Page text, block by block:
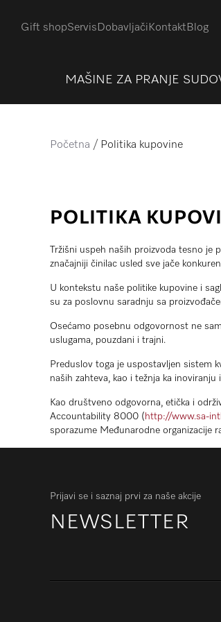
Gift shopServis Dobavljači Kontakt Blog
MAŠINE ZA PRANJE
Početna Politika kupovine
POLITIKA
Tržišni uspeh naših proizvoda tesno
značajniji činilac usled sve jače
U kontekstu naše politike kupovine i
su za poslovnu saradnju sa
Osećamo posebnu odgovornost ne
uslugama, pouzdani i trajni.
Preduslov toga je uspostavljen sistem
naših zahteva, kao i težnja ka
Kao društveno odgovorna, etička i
Accountability 8000 ( http://www.sa-
sporazume Međunarodne organizacije
Prijavi se i saznaj prvi za naše akcije
NEWSLETTER